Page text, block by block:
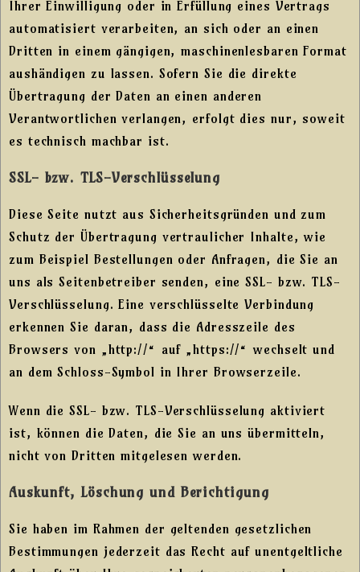
Ihrer Einwilligung oder in Erfüllung eines Vertrags
automatisiert verarbeiten, an sich oder an einen
Dritten in einem gängigen, maschinenlesbaren Format
aushändigen zu lassen. Sofern Sie die direkte
Übertragung der Daten an einen anderen
Verantwortlichen verlangen, erfolgt dies nur, soweit
es technisch machbar ist.
SSL- bzw. TLS-Verschlüsselung
Diese Seite nutzt aus Sicherheitsgründen und zum
Schutz der Übertragung vertraulicher Inhalte, wie
zum Beispiel Bestellungen oder Anfragen, die Sie an
uns als Seitenbetreiber senden, eine SSL- bzw. TLS-
Verschlüsselung. Eine verschlüsselte Verbindung
erkennen Sie daran, dass die Adresszeile des
Browsers von „http://“ auf „https://“ wechselt und
an dem Schloss-Symbol in Ihrer Browserzeile.
Wenn die SSL- bzw. TLS-Verschlüsselung aktiviert
ist, können die Daten, die Sie an uns übermitteln,
nicht von Dritten mitgelesen werden.
Auskunft, Löschung und Berichtigung
Sie haben im Rahmen der geltenden gesetzlichen
Bestimmungen jederzeit das Recht auf unentgeltliche